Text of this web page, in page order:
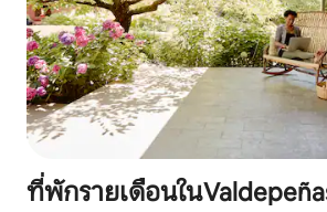
ที่พักรายเดือนใน